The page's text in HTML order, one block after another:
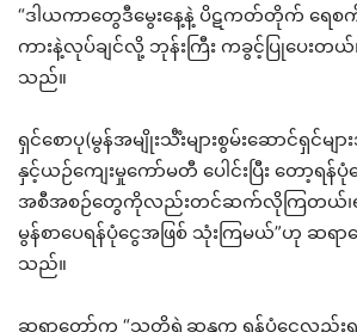
“ဒါယကာတွေဒီမွေးနေ့နဲ့ ပိဋကတ်တိုက် ရေ
ကားနဲ့လုပ်ချင်လို့ ဘုန်းကြီး ကခွင့်ပြုပေးတ
သည်။
ရှင်စောပု(မွန်အမျိုးသီံးများစွမ်းဆောင်ရှင်မျ
နှင့်ယဉ်ကျေးမှုကော်မတီ ပေါင်းပြီး တော့ရန်
အစီအစဉ်တွေကိုလည်းတင်ဆက်လိုကြတယ်၊
မွန်စာပေရန်ပုံငွေအဖြစ် သုံးကြမယ်”ဟု ဆ
သည်။
ဆရာတော်က “သူတို့ရဲ့ဆန္ဒက ရန်ပုံငွေလည်းရ